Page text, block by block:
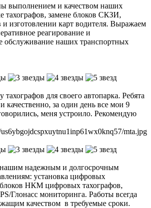
выполнением и качеством наших
тахографов, замене блоков СКЗИ,
и изготовлении карт водителя. Выражаем
реагирование и
обслуживание наших транспортных
тахографов для своего автопарка. Ребята
качественно, за один день все мои 9
меня устроило. Рекомендую
нашим надежным и долгосрочным
установка цифровых
блоков НКМ цифровых тахографов,
Глонасс мониторинга. Работы всегда
качеством в требуемые сроки.